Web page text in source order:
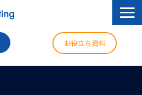
お役立ち資料